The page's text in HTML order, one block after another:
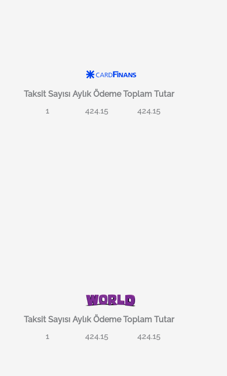
Taksit Sayısı Aylık Ödeme Toplam Tutar
1
424.15 424.15
Taksit Sayısı Aylık Ödeme Toplam Tutar
1
424.15 424.15